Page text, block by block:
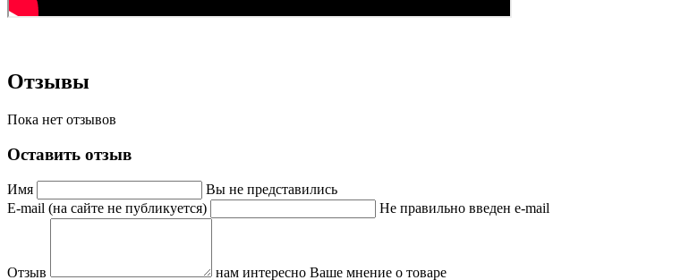
Отзывы
Пока нет отзывов
Оставить отзыв
Имя
Вы не представились
E-mail (на сайте не публикуется)
Не правильно введен e-mail
Отзыв нам интересно Ваше мнение о товаре